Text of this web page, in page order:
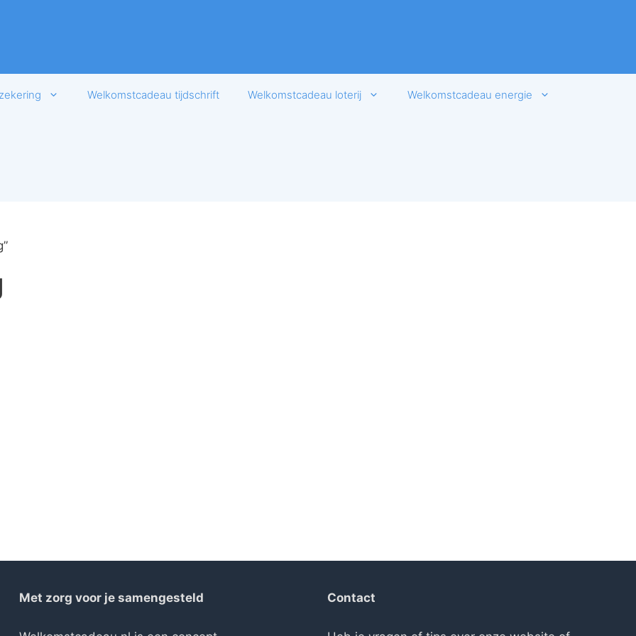
Welkomstcadeau tijdschrift Welkomstcadeau loterij Welkomstcadeau energie
Met zorg voor je samengesteld Contact